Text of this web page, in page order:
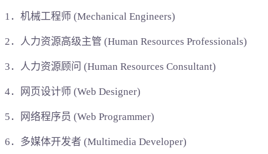
1．机械工程师 (Mechanical Engineers)
2．人力资源高级主管 (Human Resources Professionals)
3．人力资源顾问 (Human Resources Consultant)
4．网页设计师 (Web Designer)
5．网络程序员 (Web Programmer)
6．多媒体开发者 (Multimedia Developer)